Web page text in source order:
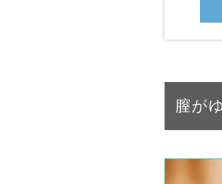
膣が